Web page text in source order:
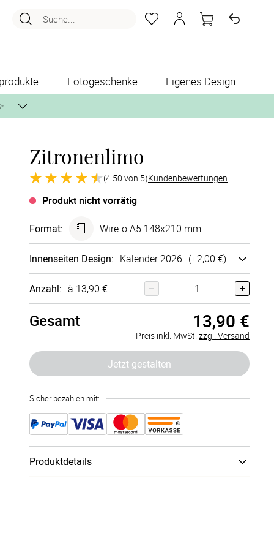
Suche...
Fotogeschenke Eigenes Design
per Post zusenden.
Zitronenlimo
(4.50 von 5)Kundenbewertungen
Produkt nicht vorrätig
Format: Wire-o A5 148x210 mm
Innen­seiten Design: Kalender 2026 (+2,00 €)
generisch
Anzahl: à 13,90 €
Gesamt 13,90 €
Preis inkl. MwSt. zzgl. Versand
Jetzt gestalten
Sicher bezahlen mit:
Produktdetails